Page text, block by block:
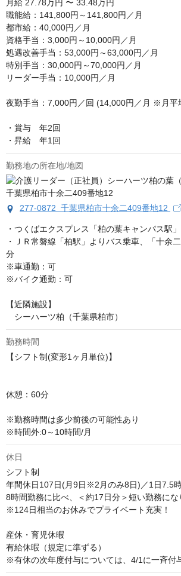
月給 27.78万円 〜 33.48万円
職能給：141,800円～141,800円／月
都市給：40,000円／月
資格手当：3,000円～10,000円／月
処遇改善手当：53,000円～63,000円／月
特別手当：30,000円～70,000円／月
リーダー手当：10,000円／月
夜勤手当：7,000円／回 (14,000円／月 ※月平
・賞与　年2回
・昇給　年1回
勤務地の所在地/地図
277-0872 千葉県柏市十余二409番地12
・つくばエクスプレス「柏の葉キャンパス駅
・ＪＲ常磐線「柏駅」よりバス乗車、「十余
分
※車通勤：可
※バイク通勤：可
【近隣施設】
シーハーツ柏（千葉県柏市）
勤務時間
【シフト制(変形1ヶ月単位)】
休憩：60分
※勤務時間は多少前後の可能性あり
※時間外:0～10時間/月
休日
シフト制
年間休日107日(月9日※2月のみ8日)／1日7.5
8時間勤務に比べ、＜約17日分＞短い勤務にな
※124日相当のお休みでプライベート充実！
産休・育児休暇
有給休暇（規定に準ずる）
※有休の次年度付与については、4/1に一斉付